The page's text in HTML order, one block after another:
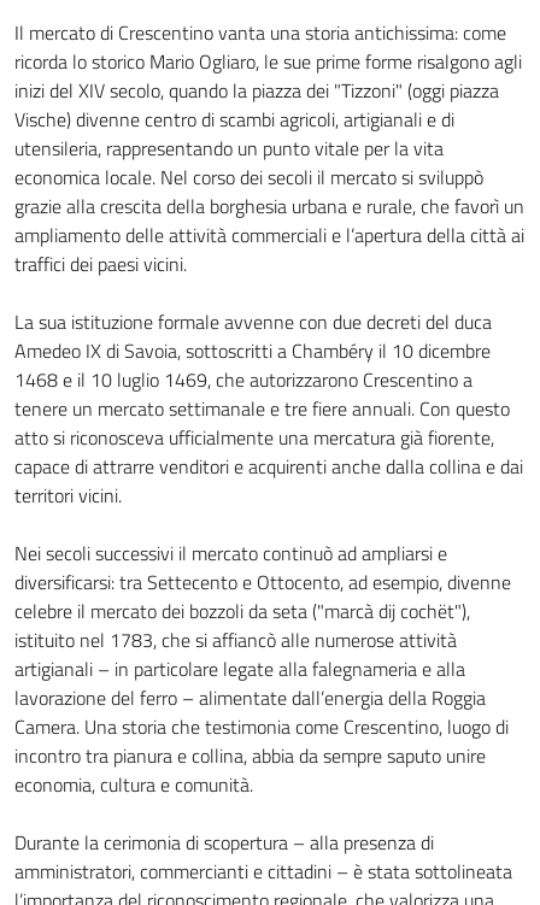
Il mercato di Crescentino vanta una storia antichissima: come
ricorda lo storico Mario Ogliaro, le sue prime forme risalgono agli
inizi del XIV secolo, quando la piazza dei "Tizzoni" (oggi piazza
Vische) divenne centro di scambi agricoli, artigianali e di
utensileria, rappresentando un punto vitale per la vita
economica locale. Nel corso dei secoli il mercato si sviluppò
grazie alla crescita della borghesia urbana e rurale, che favorì un
ampliamento delle attività commerciali e l’apertura della città ai
traffici dei paesi vicini.
La sua istituzione formale avvenne con due decreti del duca
Amedeo IX di Savoia, sottoscritti a Chambéry il 10 dicembre
1468 e il 10 luglio 1469, che autorizzarono Crescentino a
tenere un mercato settimanale e tre fiere annuali. Con questo
atto si riconosceva ufficialmente una mercatura già fiorente,
capace di attrarre venditori e acquirenti anche dalla collina e dai
territori vicini.
Nei secoli successivi il mercato continuò ad ampliarsi e
diversificarsi: tra Settecento e Ottocento, ad esempio, divenne
celebre il mercato dei bozzoli da seta ("marcà dij cochët"),
istituito nel 1783, che si affiancò alle numerose attività
artigianali – in particolare legate alla falegnameria e alla
lavorazione del ferro – alimentate dall’energia della Roggia
Camera. Una storia che testimonia come Crescentino, luogo di
incontro tra pianura e collina, abbia da sempre saputo unire
economia, cultura e comunità.
Durante la cerimonia di scopertura – alla presenza di
amministratori, commercianti e cittadini – è stata sottolineata